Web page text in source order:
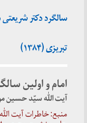
سالگرد دکتر
تبریزی (۱۳۸۴)
امام و اولین
آیت الل‍ه سیّد حسین
منبع: خاطرات آیت